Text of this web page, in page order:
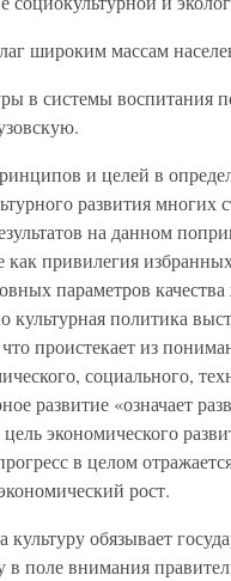
широким массам
в системы воспитания
и целей в
развития многих
на данном
как привилегия
параметров
культурная политика
проистекает из
социального,
развитие «означает
экономического
в целом
рост.
обязывает
поле внимания